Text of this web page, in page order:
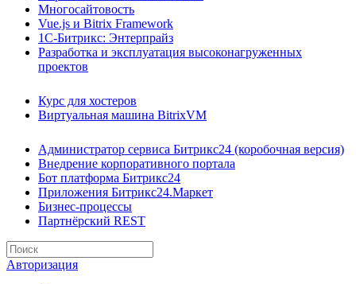
Многосайтовость
Vue.js и Bitrix Framework
1С-Битрикс: Энтерпрайз
Разработка и эксплуатация высоконагруженных
проектов
Курс для хостеров
Виртуальная машина BitrixVM
Администратор сервиса Битрикс24 (коробочная версия)
Внедрение корпоративного портала
Бот платформа Битрикс24
Приложения Битрикс24.Маркет
Бизнес-процессы
Партнёрский REST
Авторизация